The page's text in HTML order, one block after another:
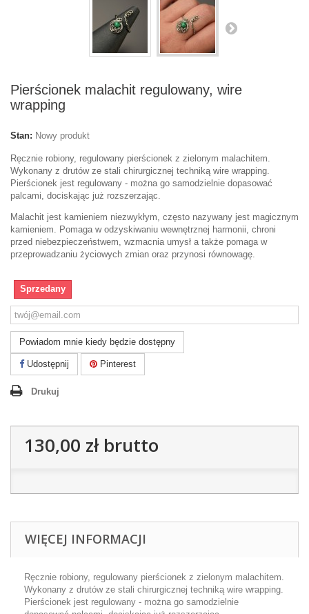
Pierścionek malachit regulowany, wire
wrapping
Stan: Nowy produkt
Ręcznie robiony, regulowany pierścionek z zielonym malachitem.
Wykonany z drutów ze stali chirurgicznej techniką wire wrapping.
Pierścionek jest regulowany - można go samodzielnie dopasować
palcami, dociskając już rozszerzając.
Malachit jest kamieniem niezwykłym, często nazywany jest magicznym
kamieniem. Pomaga w odzyskiwaniu wewnętrznej harmonii, chroni
przed niebezpieczeństwem, wzmacnia umysł a także pomaga w
przeprowadzaniu życiowych zmian oraz przynosi równowagę.
Sprzedany
Powiadom mnie kiedy będzie dostępny
Udostępnij Pinterest
Drukuj
130,00 złbrutto
WIĘCEJ INFORMACJI
Ręcznie robiony, regulowany pierścionek z zielonym malachitem.
Wykonany z drutów ze stali chirurgicznej techniką wire wrapping.
Pierścionek jest regulowany - można go samodzielnie